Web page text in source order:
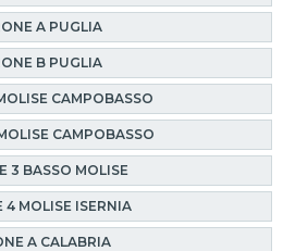
A PUGLIA
B PUGLIA
CAMPOBASSO
CAMPOBASSO
3 BASSO MOLISE
4 MOLISE ISERNIA
A CALABRIA